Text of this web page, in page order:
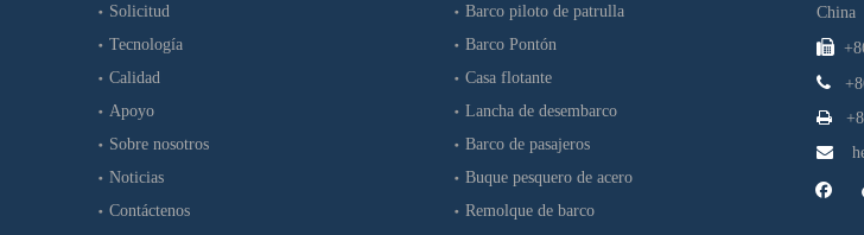
Solicitud
Tecnología
Calidad
Apoyo
Sobre nosotros
Noticias
Contáctenos
Barco piloto de patrulla
Barco Pontón
Casa flotante
Lancha de desembarco
Barco de pasajeros
Buque pesquero de acero
Remolque de barco
China



